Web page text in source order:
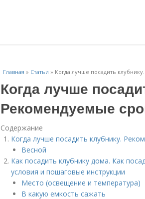
Главная » Статьи » Когда лучше посадить
Когда лучше
Рекомендуемые
Содержание
Когда лучше посадить клубнику.
Весной
Как посадить клубнику дома. Как
условия и пошаговые инструкции
Место (освещение и температура)
В какую емкость сажать